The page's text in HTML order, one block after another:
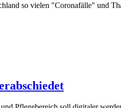
so vielen "Coronafälle" und